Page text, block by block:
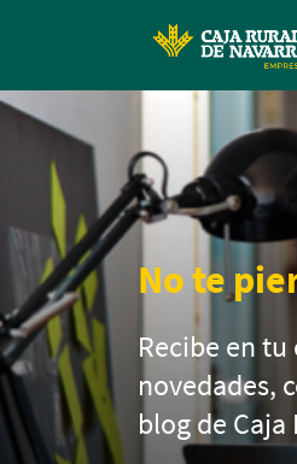
No te
Recibe en
novedades,
blog de Caja